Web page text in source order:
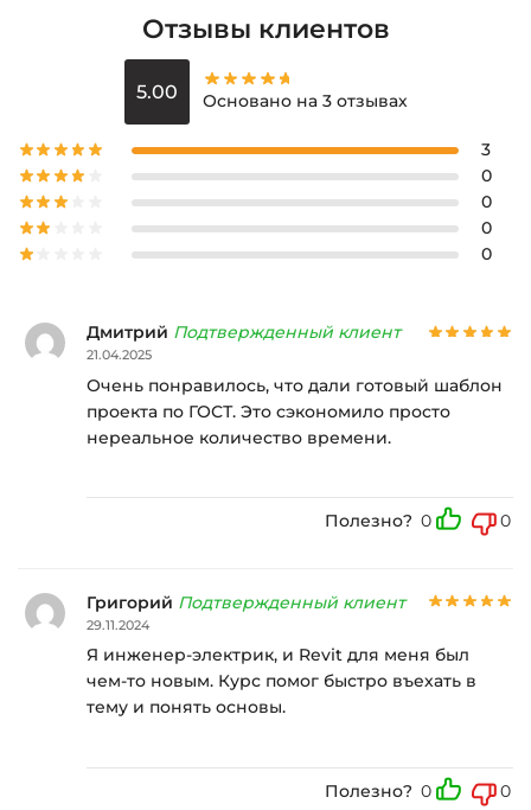
Отзывы клиентов
5.00 Основано на 3 отзывах
3
0
0
0
0
Дмитрий Подтвержденный клиент
21.04.2025
Очень понравилось, что дали готовый шаблон
проекта по ГОСТ. Это сэкономило просто
нереальное количество времени.
Полезно? 0 0
Григорий Подтвержденный клиент
29.11.2024
Я инженер-электрик, и Revit для меня был
чем-то новым. Курс помог быстро въехать в
тему и понять основы.
Полезно? 0 0